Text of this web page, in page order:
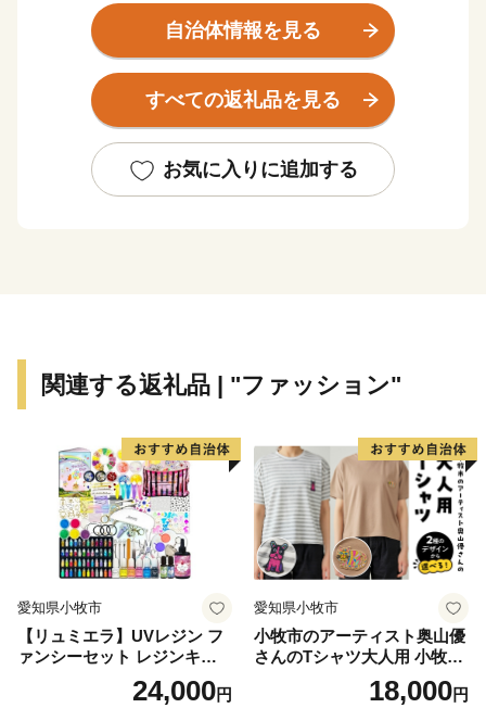
成18年１月に鬼石町と合併し、現在の藤岡市となりまし
市内には、鮎川・鏑川・烏川・神流川という4本の川
が流れ、緑と清流に恵まれた山紫水明な地です。歴史は
室町時代には関東管領職にあった上杉憲実が平井城を築
きました。江戸時代以降は、絹の集散地として栄え、養
未来を創生する藤岡』をテーマに、市民と行政が協働し
市のまちづくりへの取組みを知っていただき、力強い応
援をお願いいたします。
※ 藤岡市は、地方税法（昭和25年法律第226号）に基づ
く「ふるさと納税の対象となる地方団体の指定」を受け
指定対象期間：令和6年10月1日から令和7年9月30日
まで
自治体情報を見る
すべての返礼品を見る
お気に入りに追加する
関連する返礼品 | "ファッション"
愛知県小牧市
【リュミエラ】UVレジン フ
ァンシーセット レジンキッ
ト ハンドメイド レジンクラ
フト アクセサリーキット 手
24,000円
愛知県小牧市
小牧市のアーティスト奥山優
さんのTシャツ大人用 小牧市
18,000円